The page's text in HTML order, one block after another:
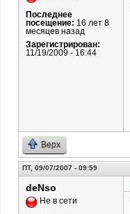
Последнее
посещение: 16 лет 8
месяцев назад
Зарегистрирован:
11/19/2009 - 16:44
Верх
ПТ, 09/07/2007 - 09:59
deNso
Не в сети